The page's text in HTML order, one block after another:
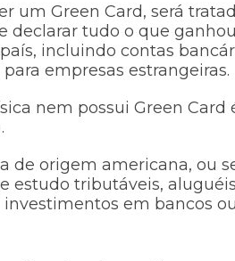
um Green Card, será
declarar tudo o que
incluindo contas
empresas estrangeiras.
nem possui Green Card
de origem americana, ou
estudo tributáveis,
em bancos ou